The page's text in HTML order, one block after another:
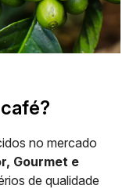
no mercado
Gourmet e
de qualidade